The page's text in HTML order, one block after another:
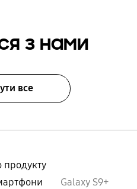
з нами
все
продукту
Galaxy S9+